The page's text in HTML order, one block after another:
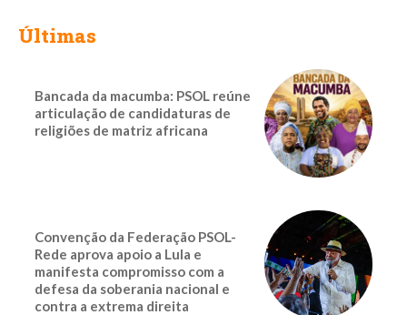
Últimas
Bancada da macumba: PSOL reúne
articulação de candidaturas de
religiões de matriz africana
Convenção da Federação PSOL-
Rede aprova apoio a Lula e
manifesta compromisso com a
defesa da soberania nacional e
contra a extrema direita